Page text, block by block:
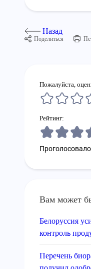
Назад
Поделиться
Пожалуйста,
Рейтинг:
Вам может
Белоруссия
контроль
Перечень